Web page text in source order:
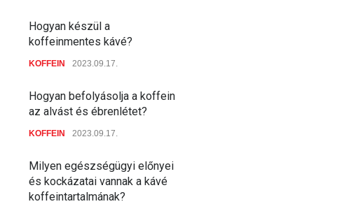
Hogyan készül a
koffeinmentes kávé?
KOFFEIN 2023.09.17.
Hogyan befolyásolja a koffein
az alvást és ébrenlétet?
KOFFEIN 2023.09.17.
Milyen egészségügyi előnyei
és kockázatai vannak a kávé
koffeintartalmának?